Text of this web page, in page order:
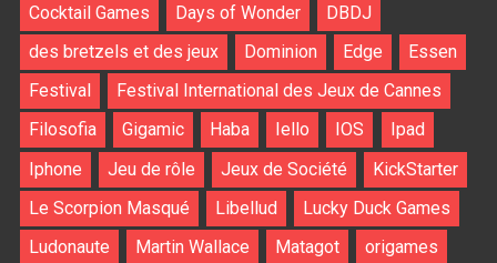
Cocktail Games
Days of Wonder
DBDJ
des bretzels et des jeux
Dominion Edge
Essen
Festival
Festival International des Jeux de Cannes
Filosofia
Gigamic Haba Iello IOS
Ipad
Iphone
Jeu de rôle Jeux de Société
KickStarter
Le Scorpion Masqué
Libellud
Lucky Duck Games
Ludonaute
Martin Wallace Matagot origames